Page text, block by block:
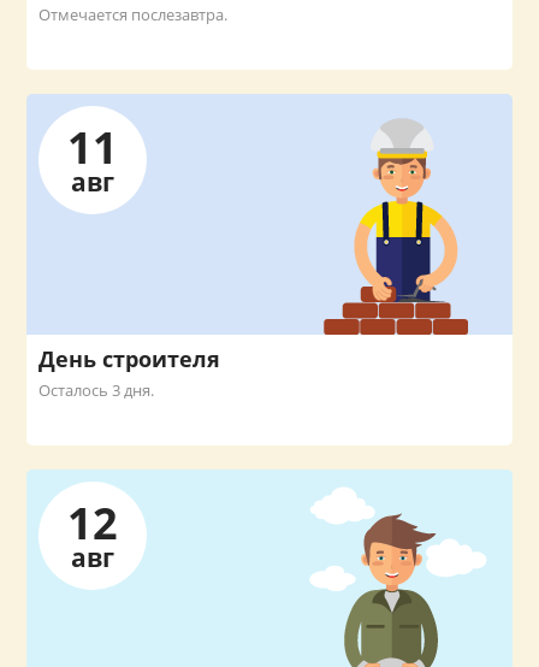
Отмечается послезавтра.
11
авг
День строителя
Осталось 3 дня.
12
авг